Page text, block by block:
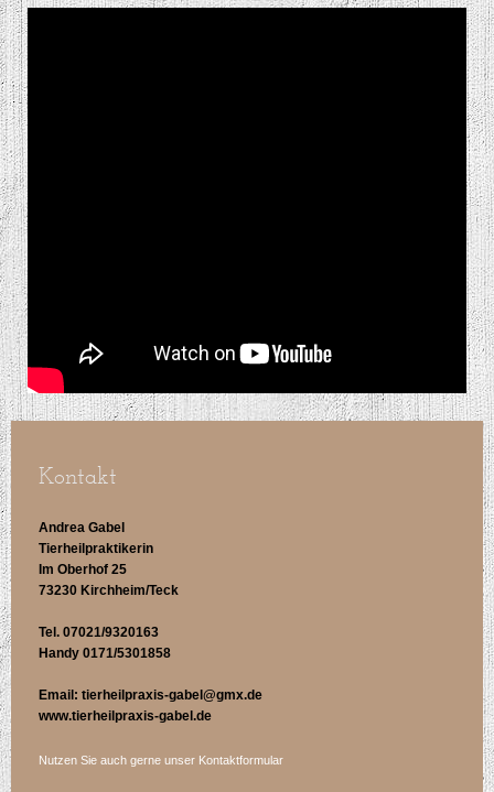
Kontakt
Andrea Gabel
Tierheilpraktikerin
Im Oberhof 25
73230 Kirchheim/Teck
Tel. 07021/9320163
Handy 0171/5301858
Email: tierheilpraxis-gabel@gmx.de
www.tierheilpraxis-gabel.de
Nutzen Sie auch gerne unser Kontaktformular